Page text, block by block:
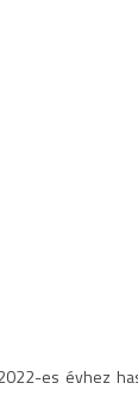
es évhez